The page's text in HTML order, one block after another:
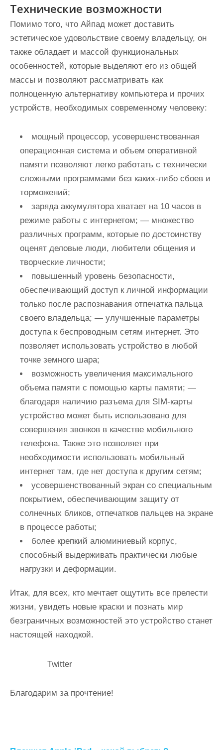
Технические возможности
Помимо того, что Айпад может доставить
эстетическое удовольствие своему владельцу, он
также обладает и массой функциональных
особенностей, которые выделяют его из общей
массы и позволяют рассматривать как
полноценную альтернативу компьютера и прочих
устройств, необходимых современному человеку:
мощный процессор, усовершенствованная
операционная система и объем оперативной
памяти позволяют легко работать с технически
сложными программами без каких-либо сбоев и
торможений;
заряда аккумулятора хватает на 10 часов в
режиме работы с интернетом; — множество
различных программ, которые по достоинству
оценят деловые люди, любители общения и
творческие личности;
повышенный уровень безопасности,
обеспечивающий доступ к личной информации
только после распознавания отпечатка пальца
своего владельца; — улучшенные параметры
доступа к беспроводным сетям интернет. Это
позволяет использовать устройство в любой
точке земного шара;
возможность увеличения максимального
объема памяти с помощью карты памяти; —
благодаря наличию разъема для SIM-карты
устройство может быть использовано для
совершения звонков в качестве мобильного
телефона. Также это позволяет при
необходимости использовать мобильный
интернет там, где нет доступа к другим сетям;
усовершенствованный экран со специальным
покрытием, обеспечивающим защиту от
солнечных бликов, отпечатков пальцев на экране
в процессе работы;
более крепкий алюминиевый корпус,
способный выдерживать практически любые
нагрузки и деформации.
Итак, для всех, кто мечтает ощутить все прелести
жизни, увидеть новые краски и познать мир
безграничных возможностей это устройство станет
настоящей находкой.
Twitter
Благодарим за прочтение!